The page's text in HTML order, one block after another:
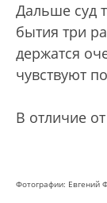
Дальше суд
бытия три
держатся
чувствуют
В отличие
Фотографии: Евгений